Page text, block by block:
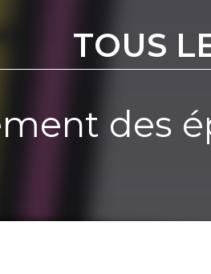
TOUS
des